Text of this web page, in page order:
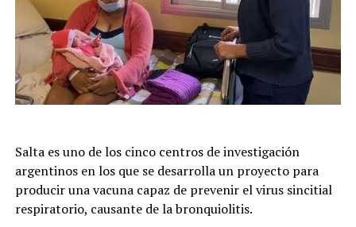
Salta es uno de los cinco centros de investigación
argentinos en los que se desarrolla un proyecto para
producir una vacuna capaz de prevenir el virus sincitial
respiratorio, causante de la bronquiolitis.